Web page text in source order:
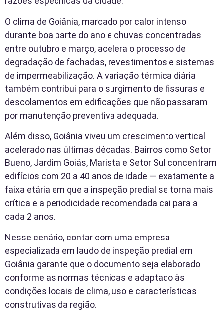
O clima de Goiânia, marcado por calor intenso
durante boa parte do ano e chuvas concentradas
entre outubro e março, acelera o processo de
degradação de fachadas, revestimentos e sistemas
de impermeabilização. A variação térmica diária
também contribui para o surgimento de fissuras e
descolamentos em edificações que não passaram
por manutenção preventiva adequada.
Além disso, Goiânia viveu um crescimento vertical
acelerado nas últimas décadas. Bairros como Setor
Bueno, Jardim Goiás, Marista e Setor Sul concentram
edifícios com 20 a 40 anos de idade — exatamente a
faixa etária em que a inspeção predial se torna mais
crítica e a periodicidade recomendada cai para a
cada 2 anos.
Nesse cenário, contar com uma empresa
especializada em laudo de inspeção predial em
Goiânia garante que o documento seja elaborado
conforme as normas técnicas e adaptado às
condições locais de clima, uso e características
construtivas da região.